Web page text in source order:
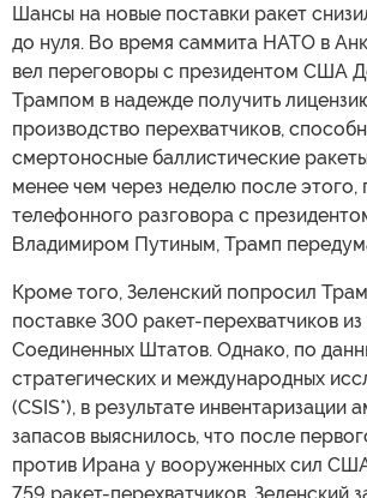
Шансы на новые поставки ракет
до нуля. Во время саммита НАТО в
вел переговоры с президентом США
Трампом в надежде получить
производство перехватчиков,
смертоносные баллистические
менее чем через неделю после этого,
телефонного разговора с
Владимиром Путиным, Трамп
Кроме того, Зеленский попросил
поставке 300 ракет-перехватчиков из
Соединенных Штатов. Однако, по
стратегических и международных
(CSIS*), в результате инвентаризации
запасов выяснилось, что после
против Ирана у вооруженных сил
759 ракет-перехватчиков. Зеленский